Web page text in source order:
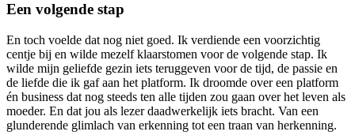
Een volgende stap
En toch voelde dat nog niet goed. Ik verdiende een voorzichtig
centje bij en wilde mezelf klaarstomen voor de volgende stap. Ik
wilde mijn geliefde gezin iets teruggeven voor de tijd, de passie en
de liefde die ik gaf aan het platform. Ik droomde over een platform
én business dat nog steeds ten alle tijden zou gaan over het leven als
moeder. En dat jou als lezer daadwerkelijk iets bracht. Van een
glunderende glimlach van erkenning tot een traan van herkenning.